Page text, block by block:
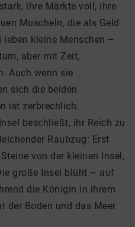
ihre Märkte voll, ihre
Muscheln, die als Geld
kleine Menschen –
aber mit Zeit,
Auch wenn sie
sich die beiden
ist zerbrechlich.
beschließt, ihr Reich zu
Raubzug: Erst
von der kleinen Insel,
große Insel blüht – auf
die Königin in ihrem
der Boden und das Meer